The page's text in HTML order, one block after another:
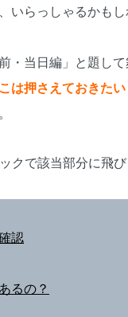
いらっしゃるかもし
・当日編」と題し
こは押さえておきたい
クで該当部分に飛び
認
るの？